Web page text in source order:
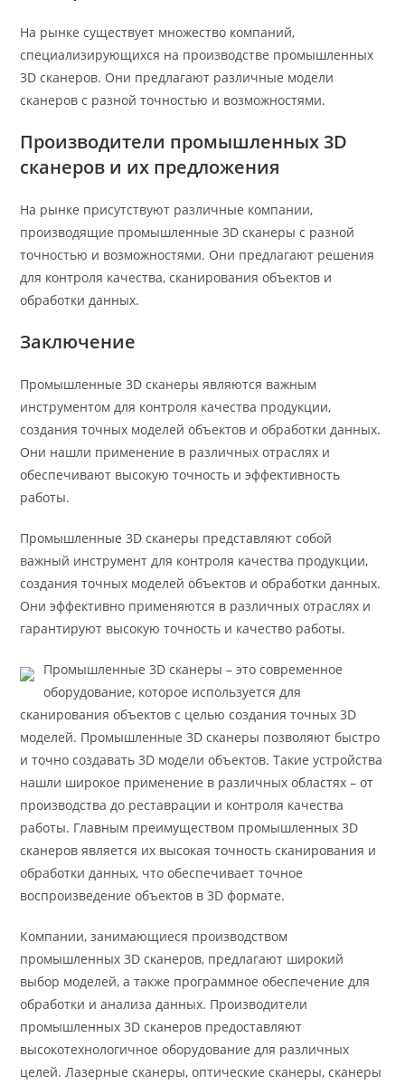
На рынке существует множество компаний,
специализирующихся на производстве промышленных
3D сканеров. Они предлагают различные модели
сканеров с разной точностью и возможностями.
Производители промышленных 3D
сканеров и их предложения
На рынке присутствуют различные компании,
производящие промышленные 3D сканеры с разной
точностью и возможностями. Они предлагают решения
для контроля качества, сканирования объектов и
обработки данных.
Заключение
Промышленные 3D сканеры являются важным
инструментом для контроля качества продукции,
создания точных моделей объектов и обработки данных.
Они нашли применение в различных отраслях и
обеспечивают высокую точность и эффективность
работы.
Промышленные 3D сканеры представляют собой
важный инструмент для контроля качества продукции,
создания точных моделей объектов и обработки данных.
Они эффективно применяются в различных отраслях и
гарантируют высокую точность и качество работы.
Промышленные 3D сканеры – это современное
оборудование, которое используется для
сканирования объектов с целью создания точных 3D
моделей. Промышленные 3D сканеры позволяют быстро
и точно создавать 3D модели объектов. Такие устройства
нашли широкое применение в различных областях – от
производства до реставрации и контроля качества
работы. Главным преимуществом промышленных 3D
сканеров является их высокая точность сканирования и
обработки данных, что обеспечивает точное
воспроизведение объектов в 3D формате.
Компании, занимающиеся производством
промышленных 3D сканеров, предлагают широкий
выбор моделей, а также программное обеспечение для
обработки и анализа данных. Производители
промышленных 3D сканеров предоставляют
высокотехнологичное оборудование для различных
целей. Лазерные сканеры, оптические сканеры, сканеры